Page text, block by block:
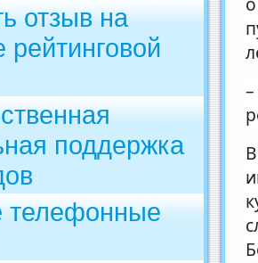
отзыв на
рейтинговой
поддержка